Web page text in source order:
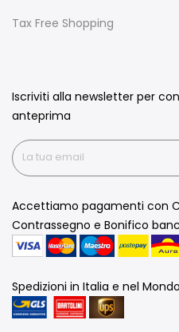
Tax Free Shopping
Iscriviti alla newsletter per
anteprima
Accettiamo pagamenti con
Contrassegno e Bonifico
Spedizioni in Italia e nel Mondo